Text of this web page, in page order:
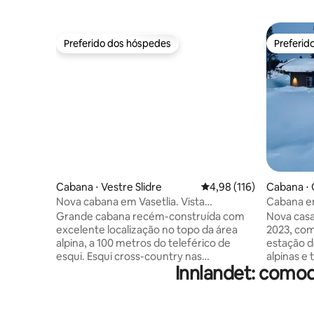
Preferido dos hóspedes
Preferido dos hóspedes
Cabana ⋅ Vestre Slidre 4,98 de uma avaliação
4,98 (116)
Nova cabana em Vasetlia. Vista
panorâmica e acesso direto às pistas de
esqui!
Grande cabana recém-construída com
excelente localização no topo da área
alpina, a 100 metros do teleférico de
esqui. Esqui cross-country nas
manhã no terraço do café da manhã,
Cabana ⋅
Cabana
Nova
2023,
estação
alpinas e
minutos
(parque
Innlandet: